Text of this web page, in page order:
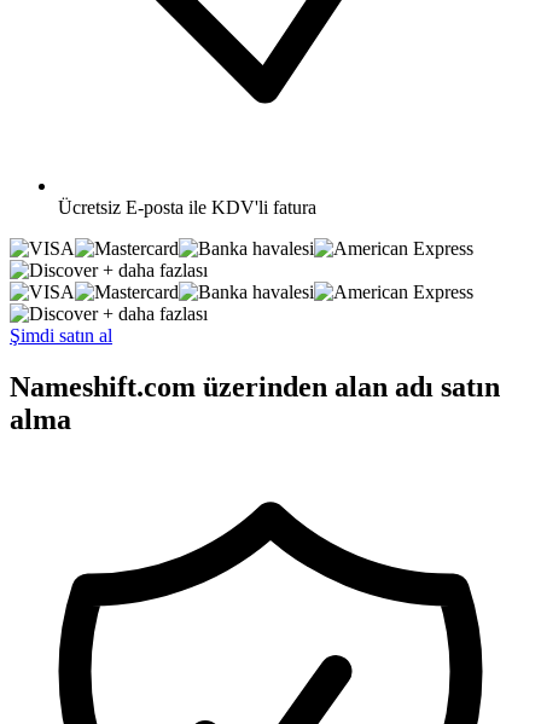
Ücretsiz E-posta ile KDV'li fatura
+ daha fazlası
+ daha fazlası
Şimdi satın al
Nameshift.com üzerinden alan adı satın
alma